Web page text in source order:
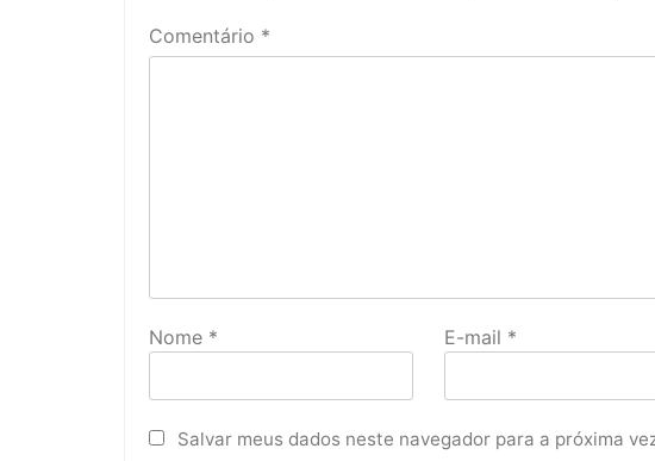
Comentário *
Nome * E-mail *
Salvar meus dados neste navegador para a próxima